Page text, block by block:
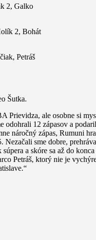
2, Galko
2, Bohát
Petráš
Šutka.
ale osobne si
12 zápasov a
zápas, Rumuni
sme dobre,
a skóre sa až do
Petráš, ktorý nie je